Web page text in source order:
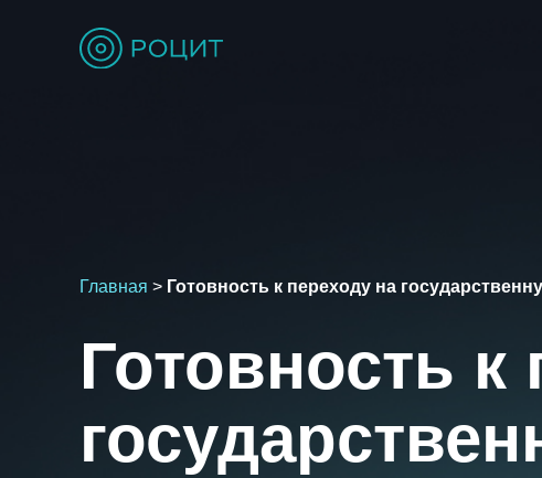
Главная > Готовность к переходу на
Готовность к